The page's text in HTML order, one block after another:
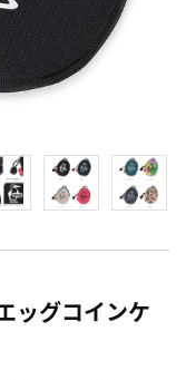
ッグコインケ